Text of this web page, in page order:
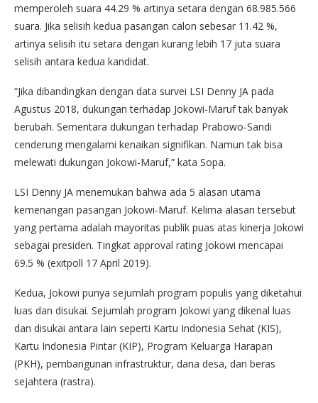
memperoleh suara 44.29 % artinya setara dengan 68.985.566
suara. Jika selisih kedua pasangan calon sebesar 11.42 %,
artinya selisih itu setara dengan kurang lebih 17 juta suara
selisih antara kedua kandidat.
“Jika dibandingkan dengan data survei LSI Denny JA pada
Agustus 2018, dukungan terhadap Jokowi-Maruf tak banyak
berubah. Sementara dukungan terhadap Prabowo-Sandi
cenderung mengalami kenaikan signifikan. Namun tak bisa
melewati dukungan Jokowi-Maruf,” kata Sopa.
LSI Denny JA menemukan bahwa ada 5 alasan utama
kemenangan pasangan Jokowi-Maruf. Kelima alasan tersebut
yang pertama adalah mayoritas publik puas atas kinerja Jokowi
sebagai presiden. Tingkat approval rating Jokowi mencapai
69.5 % (exitpoll 17 April 2019).
Kedua, Jokowi punya sejumlah program populis yang diketahui
luas dan disukai. Sejumlah program Jokowi yang dikenal luas
dan disukai antara lain seperti Kartu Indonesia Sehat (KIS),
Kartu Indonesia Pintar (KIP), Program Keluarga Harapan
(PKH), pembangunan infrastruktur, dana desa, dan beras
sejahtera (rastra).